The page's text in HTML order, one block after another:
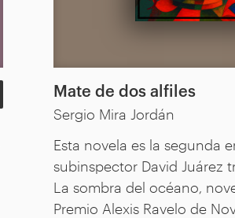
Mate de dos alfiles
Sergio Mira Jordán
Esta novela es la segunda
subinspector David Juárez
La sombra del océano,
Premio Alexis Ravelo de